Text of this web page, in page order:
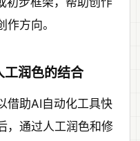
方向。
工润色的结合
借助AI自动化工具快
，通过人工润色和修